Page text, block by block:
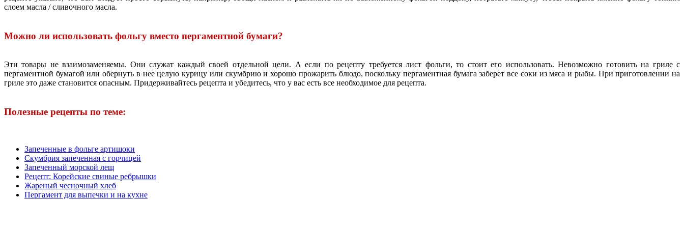
слоем масла / сливочного масла.
Можно ли использовать фольгу вместо пергаментной бумаги?
Эти товары не взаимозаменяемы. Они служат каждый своей отдельной цели. А если по рецепту требуется лист фольги, то стоит его использовать. Невозможно готовить на гриле с
пергаментной бумагой или обернуть в нее целую курицу или скумбрию и хорошо прожарить блюдо, поскольку пергаментная бумага заберет все соки из мяса и рыбы. При приготовлении на
гриле это даже становится опасным. Придерживайтесь рецепта и убедитесь, что у вас есть все необходимое для рецепта.
Полезные рецепты по теме:
Запеченные в фольге артишоки
Скумбрия запеченная с горчицей
Запеченный морской лещ
Рецепт: Корейские свиные ребрышки
Жареный чесночный хлеб
Пергамент для выпечки и на кухне